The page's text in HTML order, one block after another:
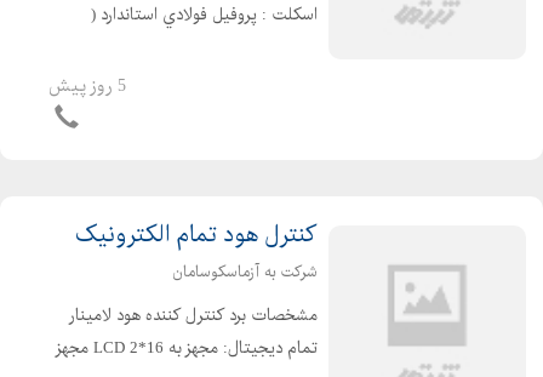
اسكلت : پروفيل فولادي استاندارد (
شده و با رنگ پودری الكترواستاتيك ضد
خش و ضد اسيد پوشش داده شده است .
5 روز پیش
کنترل هود تمام الکترونیک
شرکت به آزماسکوسامان
مشخصات برد كنترل كننده هود لامينار
تمام ديجيتال: مجهز به 16*LCD 2 مجهز